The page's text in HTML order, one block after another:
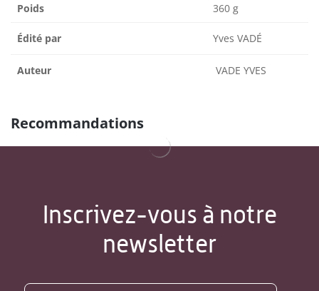
Poids 360 g
Édité par Yves VADÉ
Auteur VADE YVES
Recommandations
Inscrivez-vous à notre
newsletter